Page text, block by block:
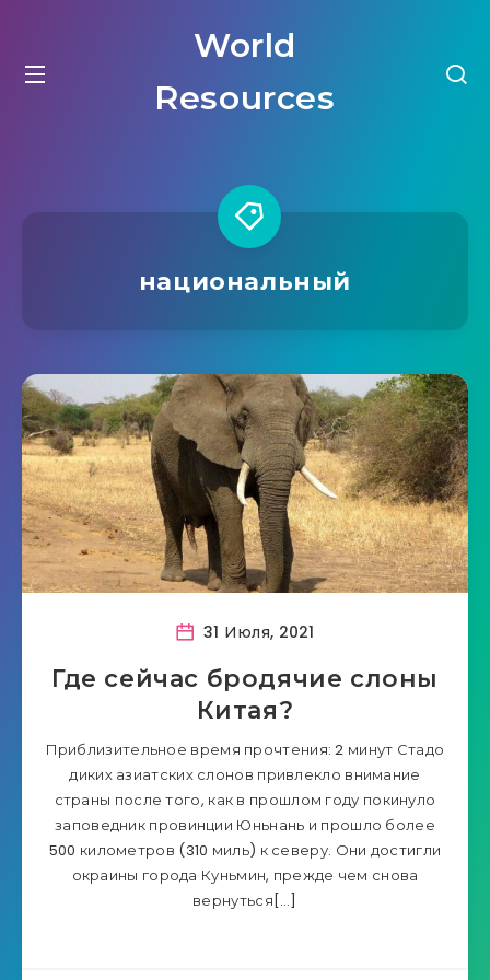
World
Resources
национальный
31 Июля, 2021
Где сейчас бродячие слоны
Китая?
Приблизительное время прочтения: 2 минут Стадо
диких азиатских слонов привлекло внимание
страны после того, как в прошлом году покинуло
заповедник провинции Юньнань и прошло более
500 километров (310 миль) к северу. Они достигли
окраины города Куньмин, прежде чем снова
вернуться[…]